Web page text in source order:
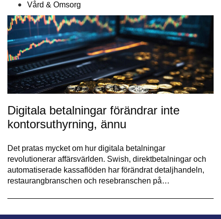
Vård & Omsorg
Digitala betalningar förändrar inte
kontorsuthyrning, ännu
Det pratas mycket om hur digitala betalningar
revolutionerar affärsvärlden. Swish, direktbetalningar och
automatiserade kassaflöden har förändrat detaljhandeln,
restaurangbranschen och resebranschen på…